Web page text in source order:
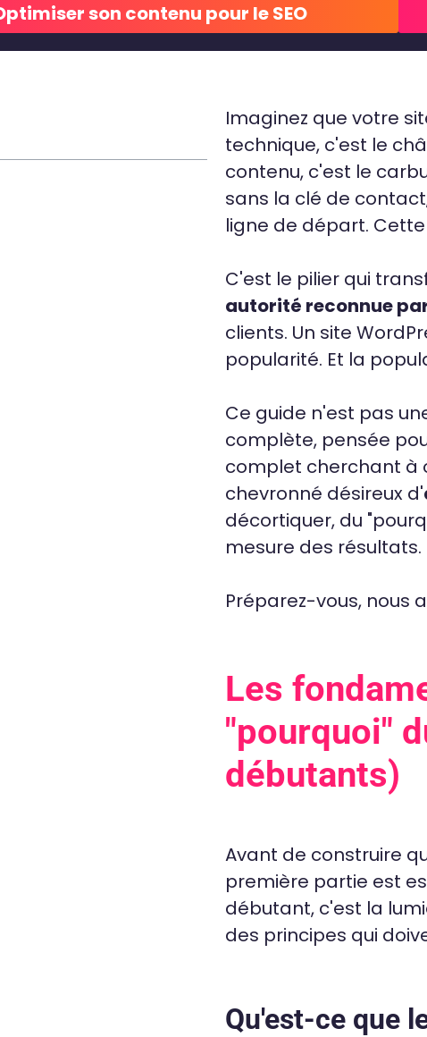
son contenu pour le SEO
Imaginez que votre
technique, c'est le
contenu, c'est le
sans la clé de
ligne de départ. Cette
C'est le pilier qui
autorité reconnue
clients. Un site
popularité. Et la
Ce guide n'est pas
complète, pensée
complet cherchant à
chevronné désireux d'
décortiquer, du
mesure des résultats.
Préparez-vous, nous
Les
"pourquoi"
débutants)
Avant de construire
première partie est
débutant, c'est la
des principes qui
Qu'est-ce que